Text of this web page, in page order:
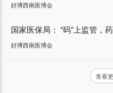
好博西南医博会
好博西南医博会
查看